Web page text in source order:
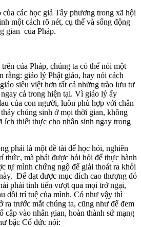
của các học giả Tây phương trong xã hội
một cách rõ nét, cụ thể và sống động
gian của Pháp.
của Pháp, chúng ta có thể nói một
rằng: giáo lý Phật giáo, hay nói cách
siêu việt hơn tất cả những trào lưu tư
cả trong hiện tại. Vì giáo lý ấy
của con người, luôn phù hợp với chân
chúng sinh ở mọi thời gian, không
ích thiết thực cho nhân sinh ngay trong
phải là một đề tài để học hỏi, nghiên
thức, mà phải được hỏi hỏi để thực hành
tự mình chứng ngộ để giải thoát ra khỏi
Để đạt được mục đích cao thượng đó
phải tinh tiến vượt qua mọi trở ngại,
dồi trí tuệ của mình. Có như vậy thì
ra trước mắt chúng ta, cũng như để đem
cập vào nhân gian, hoàn thành sứ mạng
bậc Cổ đức nói: